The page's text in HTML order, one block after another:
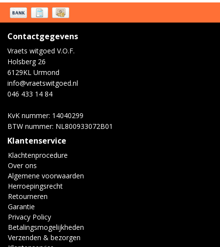
Contactgegevens
Vraets witgoed V.O.F.
Holsberg 26
6129KL Urmond
info@vraetswitgoed.nl
046 433 14 84
KvK nummer: 14040299
BTW nummer: NL800933072B01
Klantenservice
Klachtenprocedure
Over ons
Algemene voorwaarden
Herroepingsrecht
Retourneren
Garantie
Privacy Policy
Betalingsmogelijkheden
Verzenden & bezorgen